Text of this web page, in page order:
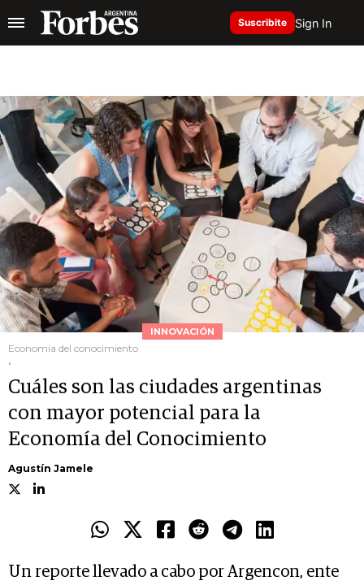
Suscribite Sign In
INNOVACIÓN
Economía del conocimiento
.
Cuáles son las ciudades argentinas
con mayor potencial para la
Economía del Conocimiento
Agustín Jamele
Un reporte llevado a cabo por Argencon, ente